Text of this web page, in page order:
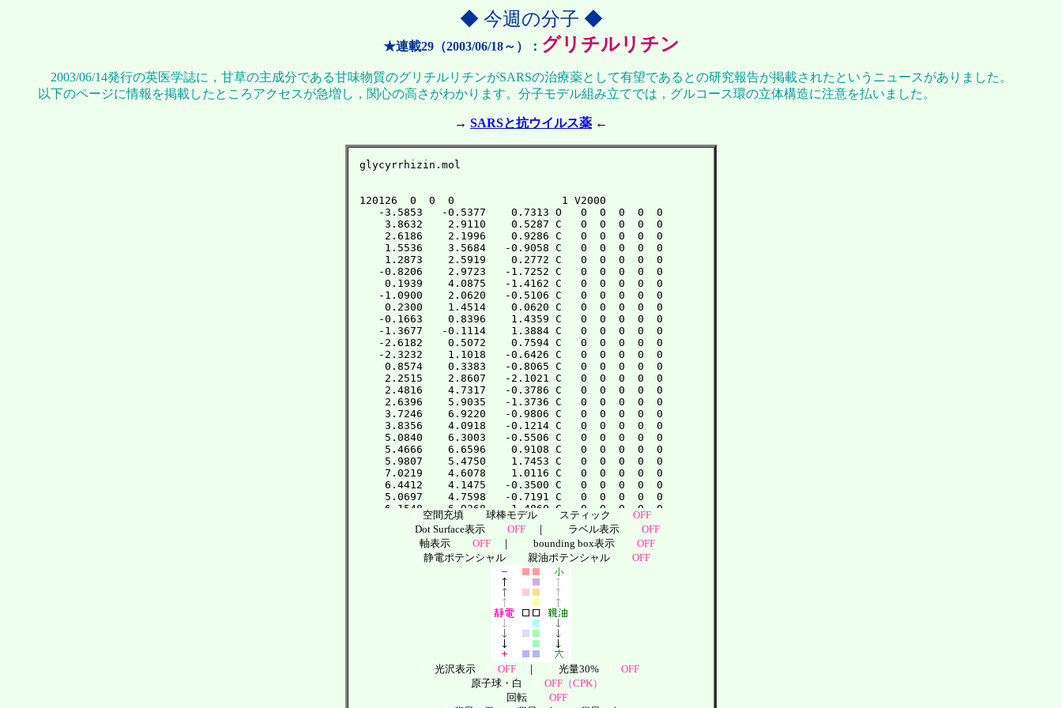
◆ 今週の分子 ◆
★連載29（2003/06/18～）： グリチルリチン
2003/06/14発行の英医学誌に，甘草の主成分である甘味物質のグリチルリチンがSARSの治療薬として有望であるとの研究報告が掲載されたというニュースがありました。
以下のページに情報を掲載したところアクセスが急増し，関心の高さがわかります。分子モデル組み立てでは，グルコース環の立体構造に注意を払いました。
→ SARSと抗ウイルス薬 ←
空間充填 球棒モデル スティック
OFF
Dot Surface表示
OFF｜ ラベル表示
OFF
軸表示
OFF｜ bounding box表示
OFF
静電ポテンシャル
親油ポテンシャル OFF
光沢表示 OFF ｜ 光量30%
OFF
原子球・白
OFF（CPK）
回転
OFF